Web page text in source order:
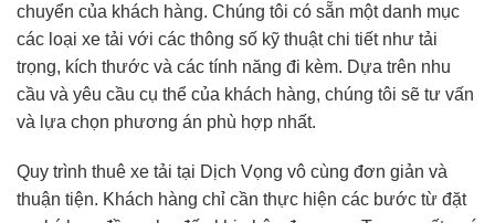
chuyển của khách hàng. Chúng tôi có sẵn một danh mục
các loại xe tải với các thông số kỹ thuật chi tiết như tải
trọng, kích thước và các tính năng đi kèm. Dựa trên nhu
cầu và yêu cầu cụ thể của khách hàng, chúng tôi sẽ tư vấn
và lựa chọn phương án phù hợp nhất.
Quy trình thuê xe tải tại Dịch Vọng vô cùng đơn giản và
thuận tiện. Khách hàng chỉ cần thực hiện các bước từ đặt